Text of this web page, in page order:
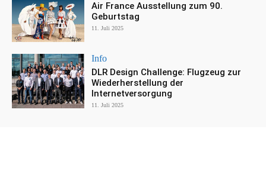
Air France Ausstellung zum 90.
Geburtstag
11. Juli 2025
Info
DLR Design Challenge: Flugzeug zur
Wiederherstellung der
Internetversorgung
11. Juli 2025